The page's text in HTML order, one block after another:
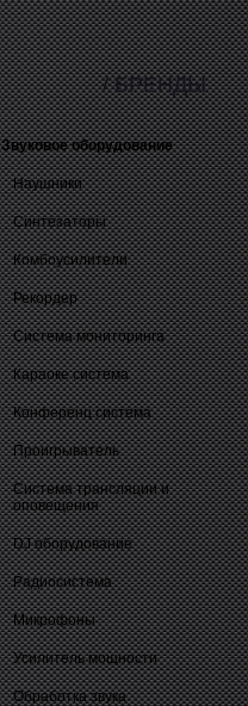
Звуковое оборудование
Наушники
Синтезаторы
Комбоусилители
Рекордер
Система мониторинга
Караоке система
Конференц система
Проигрыватель
Система трансляции и
оповещения
DJ оборудование
Радиосистема
Микрофоны
Усилитель мощности
Обработка звука
/ БРЕНДЫ